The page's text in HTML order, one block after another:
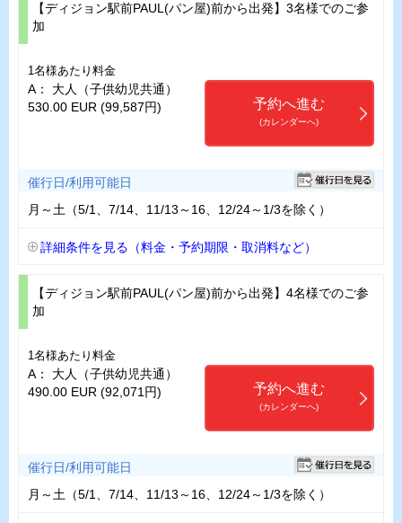
【ディジョン駅前PAUL(パン屋)前から出発】3名様でのご参
加
1名様あたり料金
A： 大人（子供幼児共通）
530.00 EUR (99,587円)
予約へ進む
(カレンダーへ)
催行日/利用可能日
月～土（5/1、7/14、11/13～16、12/24～1/3を除く）
詳細条件を見る（料金・予約期限・取消料など）
【ディジョン駅前PAUL(パン屋)前から出発】4名様でのご参
加
1名様あたり料金
A： 大人（子供幼児共通）
490.00 EUR (92,071円)
予約へ進む
(カレンダーへ)
催行日/利用可能日
月～土（5/1、7/14、11/13～16、12/24～1/3を除く）